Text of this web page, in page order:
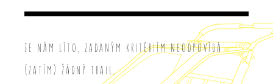
Je nám líto, zadaným kritériím neodpovídá
(zatím) žádný trail.